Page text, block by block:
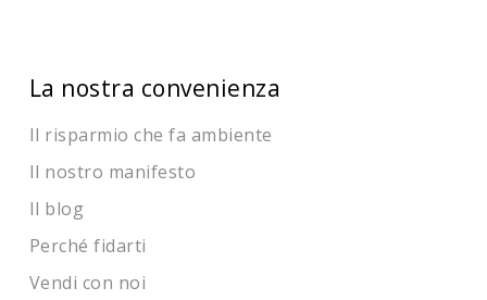
La nostra convenienza
Il risparmio che fa ambiente
Il nostro manifesto
Il blog
Perché fidarti
Vendi con noi